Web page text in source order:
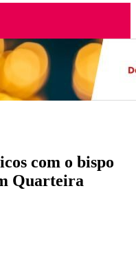
com o bispo
Quarteira